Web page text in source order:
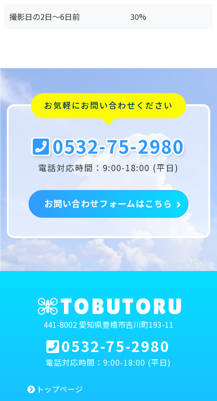
撮影日の2日〜6日前 30%
お気軽にお問い合わせください
0532-75-2980
電話対応時間：9:00-18:00 (平日)
お問い合わせフォームはこちら
441-8002 愛知県豊橋市吉川町193-11
0532-75-2980
電話対応時間：9:00-18:00 (平日)
トップページ